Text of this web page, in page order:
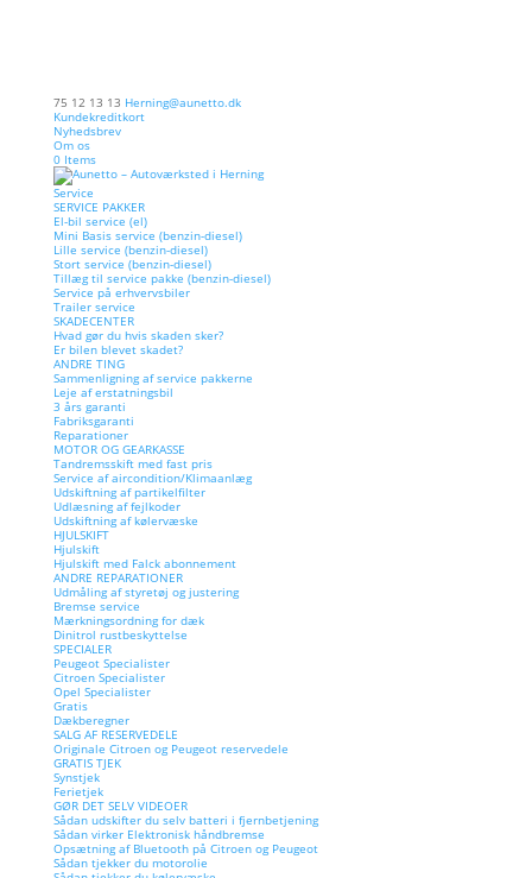
75 12 13 13 Herning@aunetto.dk
Kundekreditkort
Nyhedsbrev
Om os
0 Items
Service
SERVICE PAKKER
El-bil service (el)
Mini Basis service (benzin-diesel)
Lille service (benzin-diesel)
Stort service (benzin-diesel)
Tillæg til service pakke (benzin-diesel)
Service på erhvervsbiler
Trailer service
SKADECENTER
Hvad gør du hvis skaden sker?
Er bilen blevet skadet?
ANDRE TING
Sammenligning af service pakkerne
Leje af erstatningsbil
3 års garanti
Fabriksgaranti
Reparationer
MOTOR OG GEARKASSE
Tandremsskift med fast pris
Service af aircondition/Klimaanlæg
Udskiftning af partikelfilter
Udlæsning af fejlkoder
Udskiftning af kølervæske
HJULSKIFT
Hjulskift
Hjulskift med Falck abonnement
ANDRE REPARATIONER
Udmåling af styretøj og justering
Bremse service
Mærkningsordning for dæk
Dinitrol rustbeskyttelse
SPECIALER
Peugeot Specialister
Citroen Specialister
Opel Specialister
Gratis
Dækberegner
SALG AF RESERVEDELE
Originale Citroen og Peugeot reservedele
GRATIS TJEK
Synstjek
Ferietjek
GØR DET SELV VIDEOER
Sådan udskifter du selv batteri i fjernbetjening
Sådan virker Elektronisk håndbremse
Opsætning af Bluetooth på Citroen og Peugeot
Sådan tjekker du motorolie